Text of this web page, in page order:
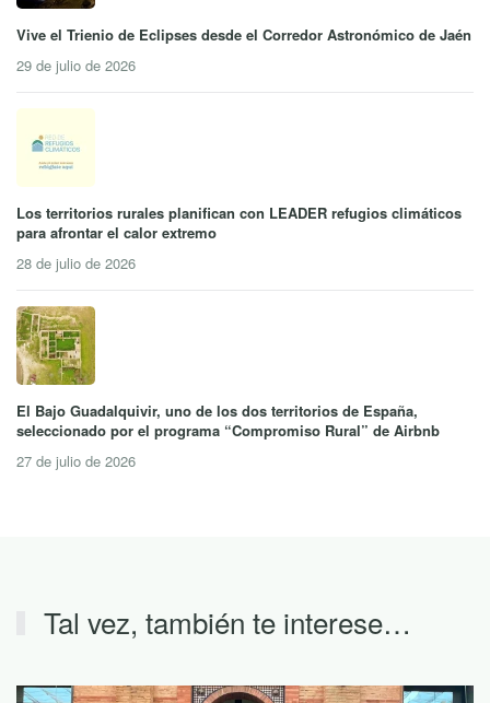
Vive el Trienio de Eclipses desde el Corredor Astronómico de Jaén
29 de julio de 2026
Los territorios rurales planifican con LEADER refugios climáticos
para afrontar el calor extremo
28 de julio de 2026
El Bajo Guadalquivir, uno de los dos territorios de España,
seleccionado por el programa “Compromiso Rural” de Airbnb
27 de julio de 2026
Tal vez, también te interese…